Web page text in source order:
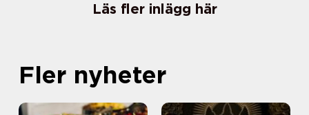
Läs fler inlägg här
Fler nyheter